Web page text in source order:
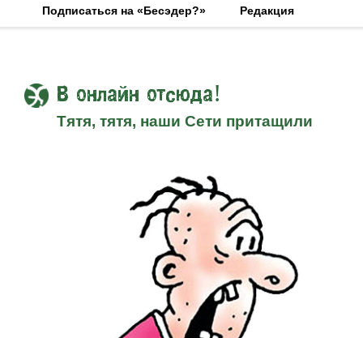
Подписаться на «Бесэдер?»
Редакция
В онлайн отсюда!
Тятя, тятя, наши Сети притащили